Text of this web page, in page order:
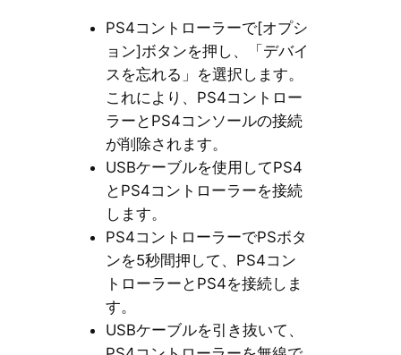
PS4コントローラーで[オプシ
ョン]ボタンを押し、「デバイ
スを忘れる」を選択します。
これにより、PS4コントロー
ラーとPS4コンソールの接続
が削除されます。
USBケーブルを使用してPS4
とPS4コントローラーを接続
します。
PS4コントローラーでPSボタ
ンを5秒間押して、PS4コン
トローラーとPS4を接続しま
す。
USBケーブルを引き抜いて、